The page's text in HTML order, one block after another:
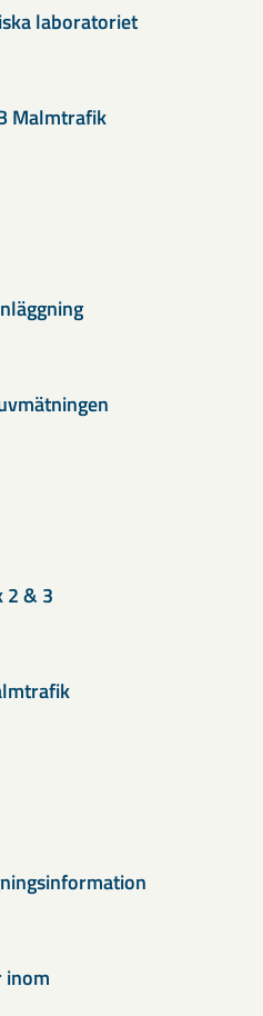
laboratoriet
Malmtrafik
2 & 3
inom